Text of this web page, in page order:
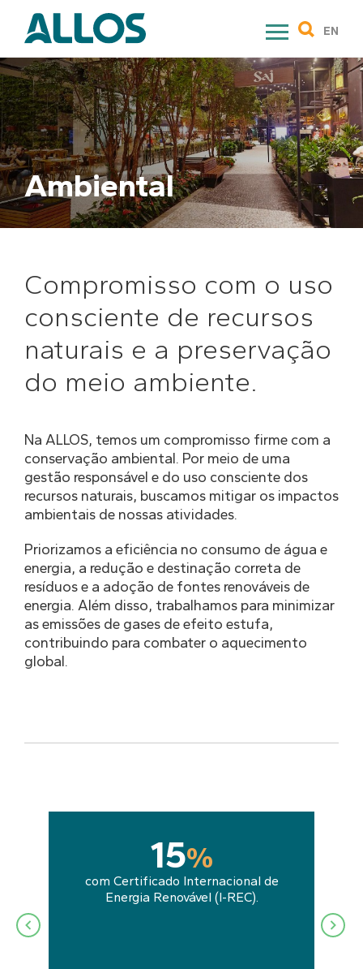
content
EN
Ambiental
Compromisso com o uso
consciente de recursos
naturais e a preservação
do meio ambiente.
Na ALLOS, temos um compromisso firme com a
conservação ambiental. Por meio de uma
gestão responsável e do uso consciente dos
recursos naturais, buscamos mitigar os impactos
ambientais de nossas atividades.
Priorizamos a eficiência no consumo de água e
energia, a redução e destinação correta de
resíduos e a adoção de fontes renováveis de
energia. Além disso, trabalhamos para minimizar
as emissões de gases de efeito estufa,
contribuindo para combater o aquecimento
global.
16%
com Certificado Internacional de
Energia Renovável (I-REC).